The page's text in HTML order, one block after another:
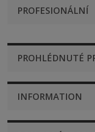
PROFESIONÁLNÍ
PROHLÉDNUTÉ
INFORMATION